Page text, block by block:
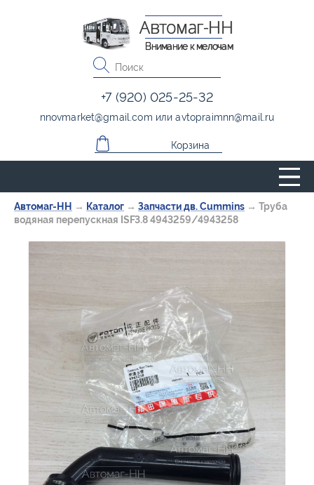
Автомаг-НН → Каталог → Запчасти дв. Cummins → Труба
водяная перепускная ISF3.8 4943259/4943258
Автомаг-НН
Внимание к мелочам
+7 (920) 025-25-32
nnovmarket@gmail.com илиavtopraimnn@mail.ru
Корзина